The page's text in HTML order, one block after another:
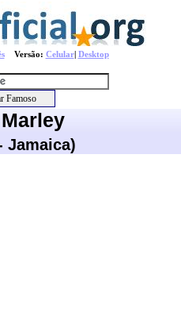
Versão: Celular| Desktop
Jamaica)